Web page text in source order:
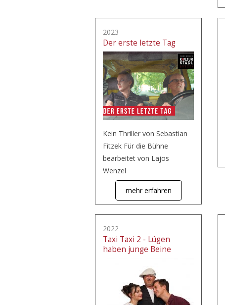
2023
Der erste letzte Tag
Kein Thriller von Sebastian
Fitzek Für die Bühne
bearbeitet von Lajos
Wenzel
mehr erfahren
2022
Taxi Taxi 2 - Lügen
haben junge Beine